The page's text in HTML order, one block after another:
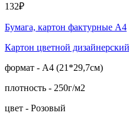
132₽
Бумага, картон фактурные А4
Картон цветной
формат - А4 (21*29,7см)
плотность - 250г/м2
цвет - Розовый